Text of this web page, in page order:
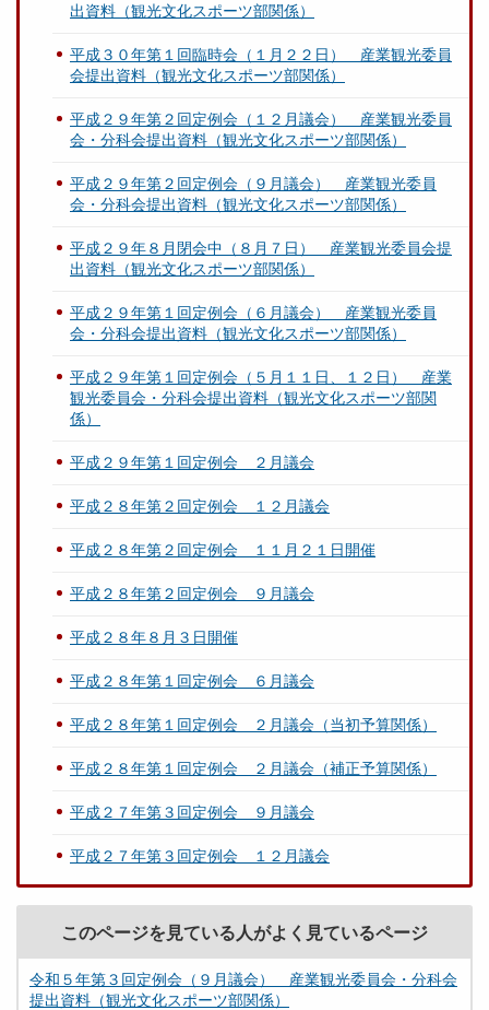
出資料（観光文化スポーツ部関係）
平成３０年第１回臨時会（１月２２日） 産業観光委員
会提出資料（観光文化スポーツ部関係）
平成２９年第２回定例会（１２月議会） 産業観光委員
会・分科会提出資料（観光文化スポーツ部関係）
平成２９年第２回定例会（９月議会） 産業観光委員
会・分科会提出資料（観光文化スポーツ部関係）
平成２９年８月閉会中（８月７日） 産業観光委員会提
出資料（観光文化スポーツ部関係）
平成２９年第１回定例会（６月議会） 産業観光委員
会・分科会提出資料（観光文化スポーツ部関係）
平成２９年第１回定例会（５月１１日、１２日） 産業
観光委員会・分科会提出資料（観光文化スポーツ部関
係）
平成２９年第１回定例会 ２月議会
平成２８年第２回定例会 １２月議会
平成２８年第２回定例会 １１月２１日開催
平成２８年第２回定例会 ９月議会
平成２８年８月３日開催
平成２８年第１回定例会 ６月議会
平成２８年第１回定例会 ２月議会（当初予算関係）
平成２８年第１回定例会 ２月議会（補正予算関係）
平成２７年第３回定例会 ９月議会
平成２７年第３回定例会 １２月議会
このページを見ている人がよく見ているページ
令和５年第３回定例会（９月議会） 産業観光委員会・分科会
提出資料（観光文化スポーツ部関係）